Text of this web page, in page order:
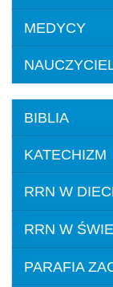
MEDYCY
BIBLIA
KATECHIZM
RRN W
RRN W
PARAFIA